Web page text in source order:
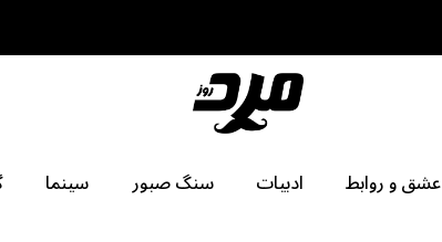
عشق و روابط ادبیات سنگ صبور سینما